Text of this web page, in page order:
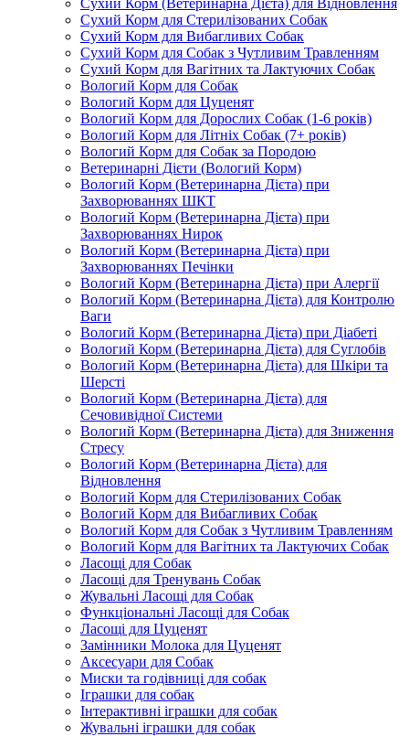
Сухий Корм (Ветеринарна Дієта) для Відновлення
Сухий Корм для Стерилізованих Собак
Сухий Корм для Вибагливих Собак
Сухий Корм для Собак з Чутливим Травленням
Сухий Корм для Вагітних та Лактуючих Собак
Вологий Корм для Собак
Вологий Корм для Цуценят
Вологий Корм для Дорослих Собак (1-6 років)
Вологий Корм для Літніх Собак (7+ років)
Вологий Корм для Собак за Породою
Ветеринарні Дієти (Вологий Корм)
Вологий Корм (Ветеринарна Дієта) при
Захворюваннях ШКТ
Вологий Корм (Ветеринарна Дієта) при
Захворюваннях Нирок
Вологий Корм (Ветеринарна Дієта) при
Захворюваннях Печінки
Вологий Корм (Ветеринарна Дієта) при Алергії
Вологий Корм (Ветеринарна Дієта) для Контролю
Ваги
Вологий Корм (Ветеринарна Дієта) при Діабеті
Вологий Корм (Ветеринарна Дієта) для Суглобів
Вологий Корм (Ветеринарна Дієта) для Шкіри та
Шерсті
Вологий Корм (Ветеринарна Дієта) для
Сечовивідної Системи
Вологий Корм (Ветеринарна Дієта) для Зниження
Стресу
Вологий Корм (Ветеринарна Дієта) для
Відновлення
Вологий Корм для Стерилізованих Собак
Вологий Корм для Вибагливих Собак
Вологий Корм для Собак з Чутливим Травленням
Вологий Корм для Вагітних та Лактуючих Собак
Ласощі для Собак
Ласощі для Тренувань Собак
Жувальні Ласощі для Собак
Функціональні Ласощі для Собак
Ласощі для Цуценят
Замінники Молока для Цуценят
Аксесуари для Собак
Миски та годівниці для собак
Іграшки для собак
Інтерактивні іграшки для собак
Жувальні іграшки для собак